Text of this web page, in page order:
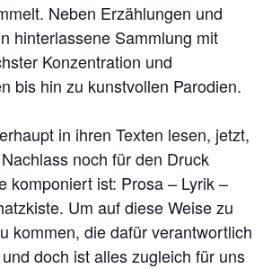
Neben Erzählungen und
hinterlassene Sammlung mit
Konzentration und
bis hin zu kunstvollen Parodien.
in ihren Texten lesen, jetzt,
noch für den Druck
komponiert ist: Prosa – Lyrik –
Um auf diese Weise zu
kommen, die dafür verantwortlich
doch ist alles zugleich für uns